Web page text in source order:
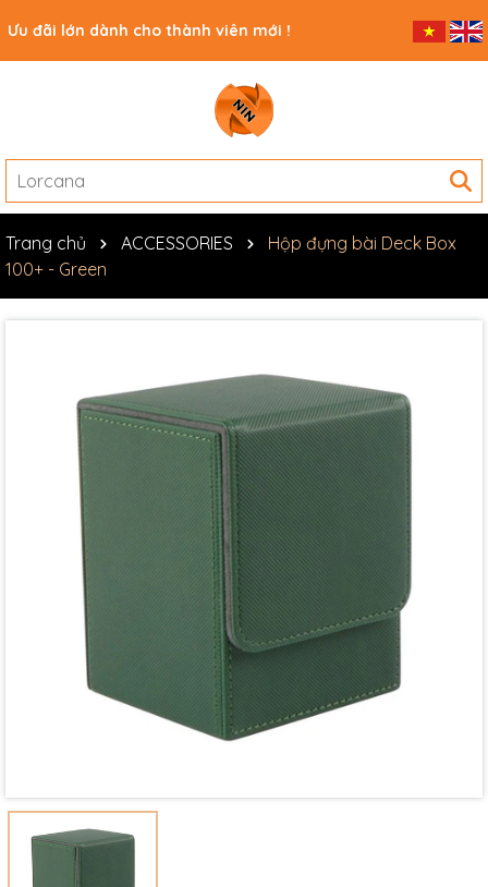
Ưu đãi lớn dành cho thành viên mới !
Trang chủ ACCESSORIES
Hộp đựng bài Deck Box
100+ - Green
Mã giảm giá:
Ngày hết hạn:
Điều kiện: